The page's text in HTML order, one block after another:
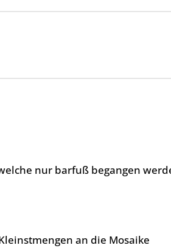
nur barfuß begangen
an die Mosaike